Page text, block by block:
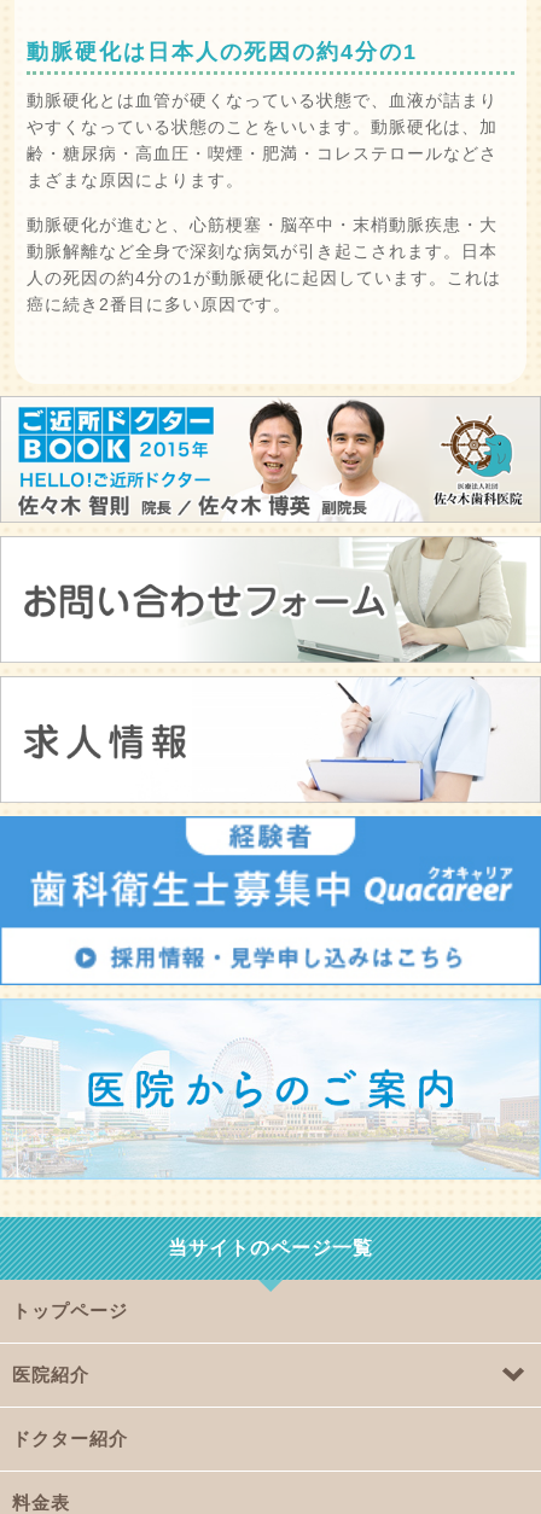
動脈硬化は日本人の死因の約4分の1
動脈硬化とは血管が硬くなっている状態で、血液が詰まり
やすくなっている状態のことをいいます。動脈硬化は、加
齢・糖尿病・高血圧・喫煙・肥満・コレステロールなどさ
まざまな原因によります。
動脈硬化が進むと、心筋梗塞・脳卒中・末梢動脈疾患・大
動脈解離など全身で深刻な病気が引き起こされます。日本
人の死因の約4分の1が動脈硬化に起因しています。これは
癌に続き2番目に多い原因です。
当サイトのページ一覧
トップページ
医院紹介
ドクター紹介
料金表